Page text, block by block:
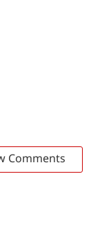
Comments